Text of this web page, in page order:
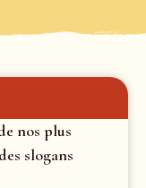
nos plus
slogans